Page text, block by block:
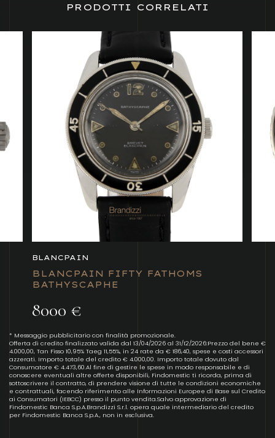
PRODOTTI CORRELATI
BLANCPAIN
BLANCPAIN FIFTY FATHOMS
BATHYSCAPHE
8000 €
* Messaggio pubblicitario con finalità promozionale.
Offerta di credito finalizzato valida dal 13/04/2026 al 31/12/2026:Prezzo del bene €
4.000,00, Tan Fisso 10,95% Taeg 11,55%, in 24 rate da € 186,40, spese e costi accessori
azzerati. Importo totale del credito € 4.000,00. Importo totale dovuto dal
Consumatore € 4.473,60.Al fine di gestire le spese in modo responsabile e di
conoscere eventuali altre offerte disponibili, Findomestic ti ricorda, prima di
sottoscrivere il contratto, di prendere visione di tutte le condizioni economiche
e contrattuali, facendo riferimento alle Informazioni Europee di Base sul Credito
ai Consumatori (IEBCC) presso il punto vendita.Salvo approvazione di
Findomestic Banca S.p.A.Brandizzi S.r.l. opera quale intermediario del credito
per Findomestic Banca S.p.A., non in esclusiva.